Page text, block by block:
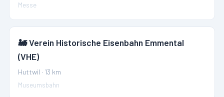
Messe
🚂Verein Historische Eisenbahn Emmental
(VHE)
Huttwil · 13 km
Museumsbahn